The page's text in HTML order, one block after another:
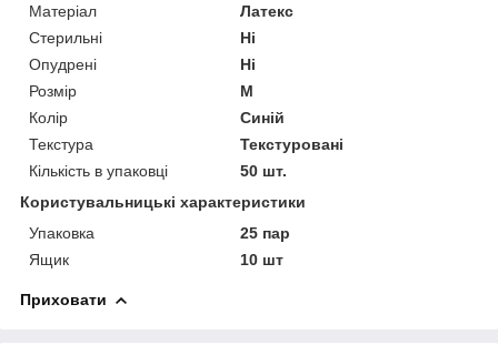
Матеріал
Латекс
Стерильні
Ні
Опудрені
Ні
Розмір
M
Колір
Синій
Текстура
Текстуровані
Кількість в упаковці
50 шт.
Користувальницькі характеристики
Упаковка
25 пар
Ящик
10 шт
Приховати